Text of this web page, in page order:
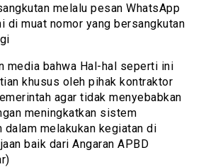
melalu pesan WhatsApp
di muat nomor yang bersangkutan
media bahwa Hal-hal seperti ini
khusus oleh pihak kontraktor
agar tidak menyebabkan
meningkatkan sistem
melakukan kegiatan di
baik dari Angaran APBD